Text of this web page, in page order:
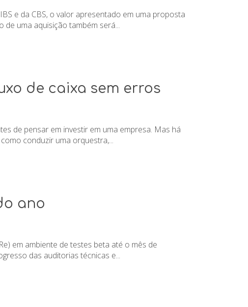
e da CBS, o valor apresentado em uma proposta
uma aquisição também será...
de caixa sem erros
de pensar em investir em uma empresa. Mas há
conduzir uma orquestra,...
ano
em ambiente de testes beta até o mês de
das auditorias técnicas e...